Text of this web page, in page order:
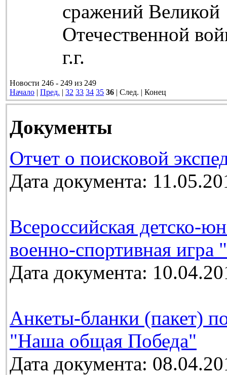
сражений Великой
Отечественной
г.г.
Новости 246 - 249 из 249
Начало | Пред. | 32 33 34 35 36 | След. | Конец
Документы
Отчет о поисковой
Дата документа:
Всероссийская детско-
военно-спортивная
Дата документа:
Анкеты-бланки (пакет)
"Наша общая Победа"
Дата документа: